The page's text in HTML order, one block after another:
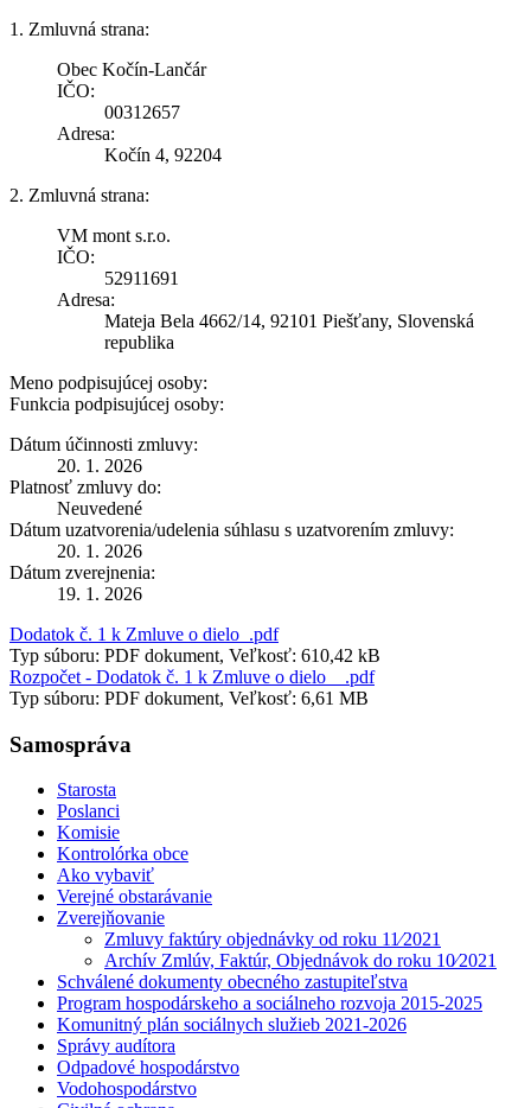
1. Zmluvná strana:
Obec Kočín-Lančár
IČO:
00312657
Adresa:
Kočín 4, 92204
2. Zmluvná strana:
VM mont s.r.o.
IČO:
52911691
Adresa:
Mateja Bela 4662/14, 92101 Piešťany, Slovenská
republika
Meno podpisujúcej osoby:
Funkcia podpisujúcej osoby:
Dátum účinnosti zmluvy:
20. 1. 2026
Platnosť zmluvy do:
Neuvedené
Dátum uzatvorenia/udelenia súhlasu s uzatvorením zmluvy:
20. 1. 2026
Dátum zverejnenia:
19. 1. 2026
Dodatok č. 1 k Zmluve o dielo_.pdf
Typ súboru: PDF dokument, Veľkosť: 610,42 kB
Rozpočet - Dodatok č. 1 k Zmluve o dielo__.pdf
Typ súboru: PDF dokument, Veľkosť: 6,61 MB
Samospráva
Starosta
Poslanci
Komisie
Kontrolórka obce
Ako vybaviť
Verejné obstarávanie
Zverejňovanie
Zmluvy faktúry objednávky od roku 11⁄2021
Archív Zmlúv, Faktúr, Objednávok do roku 10⁄2021
Schválené dokumenty obecného zastupiteľstva
Program hospodárskeho a sociálneho rozvoja 2015-2025
Komunitný plán sociálnych služieb 2021-2026
Správy audítora
Odpadové hospodárstvo
Vodohospodárstvo